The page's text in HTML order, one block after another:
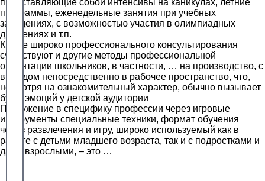
программы, еженедельные занятия при учебных
заведениях, с возможностью участия в олимпиадных
движениях и т.п.
Кроме широко профессионального консультирования
существуют и другие методы профессиональной
ориентации школьников, в частности, … на производство, с
выходом непосредственно в рабочее пространство, что,
несмотря на ознакомительный характер, обычно вызывает
бурю эмоций у детской аудитории
Погружение в специфику профессии через игровые
инструменты специальные техники, формат обучения
через развлечения и игру, широко используемый как в
работе с детьми младшего возраста, так и с подростками и
даже взрослыми, – это …